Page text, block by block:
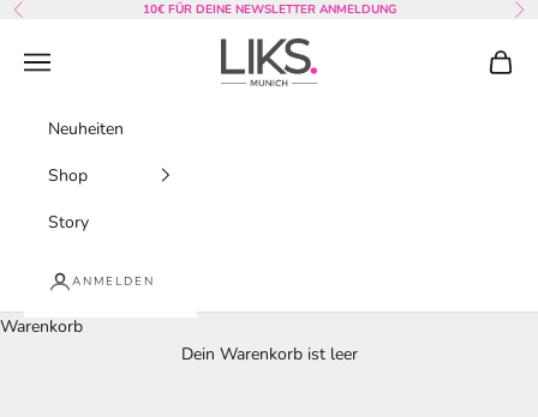
Zum Inhalt springen
Zurück 10€ FÜR DEINE NEWSLETTER ANMELDUNG Vor
LIKS. Munich
Menü
Neuheiten
Shop
Story
ANMELDEN
Warenkorb
Dein Warenkorb ist leer